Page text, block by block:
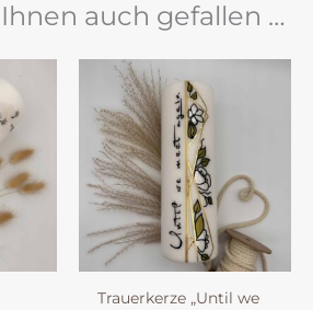
auch gefallen …
Trauerkerze „Until we